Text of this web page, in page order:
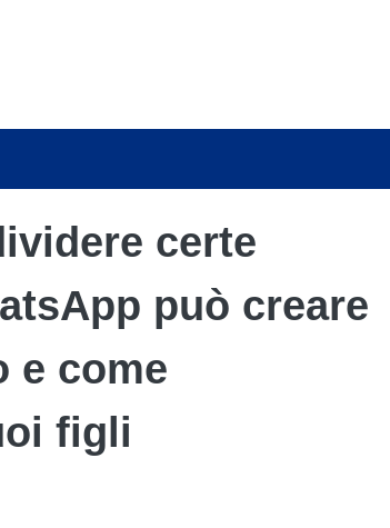
certe
può creare
e come
figli